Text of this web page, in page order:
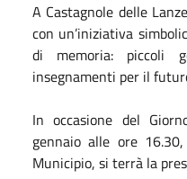
A Castagnole delle
con un’iniziativa
di memoria: piccoli
insegnamenti per il
In occasione del
gennaio alle ore
Municipio, si terrà la